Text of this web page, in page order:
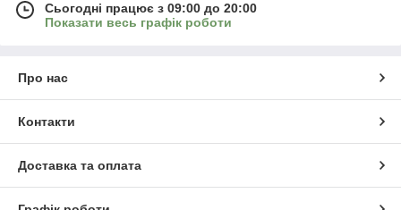
Сьогодні працює з 09:00 до 20:00
Показати весь графік роботи
Про нас
Контакти
Доставка та оплата